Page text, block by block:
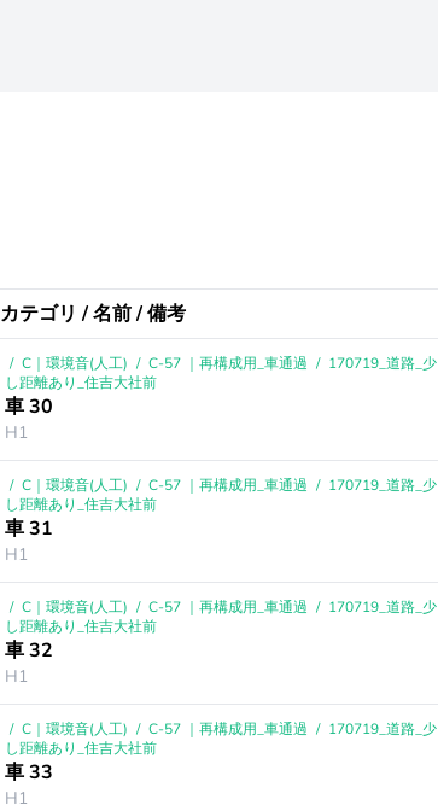
カテゴリ / 名前 / 備考
/ C｜環境音(人工) / C-57 ｜再構成用_車通過 / 170719_道路_少
し距離あり_住吉大社前
車 30
H1
/ C｜環境音(人工) / C-57 ｜再構成用_車通過 / 170719_道路_少
し距離あり_住吉大社前
車 31
H1
/ C｜環境音(人工) / C-57 ｜再構成用_車通過 / 170719_道路_少
し距離あり_住吉大社前
車 32
H1
/ C｜環境音(人工) / C-57 ｜再構成用_車通過 / 170719_道路_少
し距離あり_住吉大社前
車 33
H1